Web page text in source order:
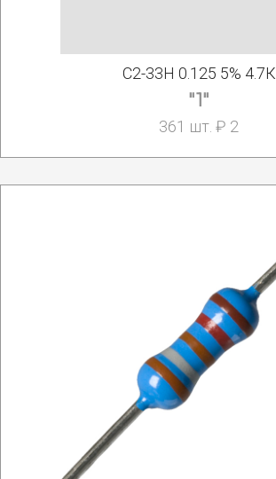
С2-33Н 0.125 5% 4.7К
"1"
361 шт. ₽ 2